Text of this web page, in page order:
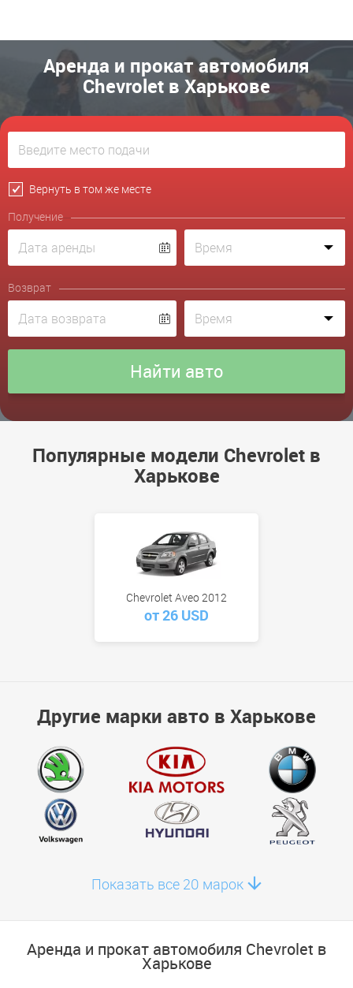
Аренда и прокат автомобиля
Chevrolet в Харькове
Вернуть в том же месте
Получение
Возврат
Популярные модели Chevrolet в
Харькове
Chevrolet Aveo 2012
от 26 USD
Другие марки авто в Харькове
Показать все 20 марок
Аренда и прокат автомобиля Chevrolet в
Харькове